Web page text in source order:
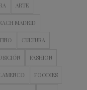
ARTE
MADRID
CULTURA
FASHION
FOODIES